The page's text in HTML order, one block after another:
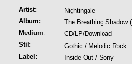
Artist:
Nightingale
Album:
The Breathing Shadow
Medium:
CD/LP/Download
Stil:
Gothic / Melodic Rock
Label:
Inside Out / Sony